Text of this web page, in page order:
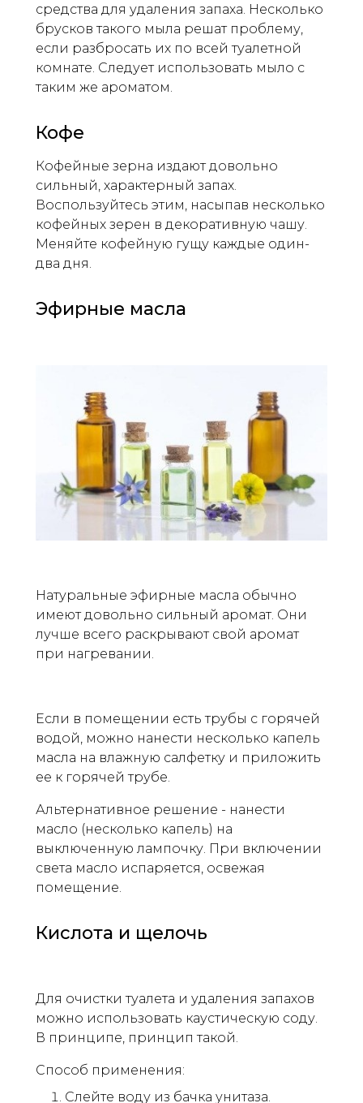
средства для удаления запаха. Несколько
брусков такого мыла решат проблему,
если разбросать их по всей туалетной
комнате. Следует использовать мыло с
таким же ароматом.
Кофе
Кофейные зерна издают довольно
сильный, характерный запах.
Воспользуйтесь этим, насыпав несколько
кофейных зерен в декоративную чашу.
Меняйте кофейную гущу каждые один-
два дня.
Эфирные масла
Натуральные эфирные масла обычно
имеют довольно сильный аромат. Они
лучше всего раскрывают свой аромат
при нагревании.
Если в помещении есть трубы с горячей
водой, можно нанести несколько капель
масла на влажную салфетку и приложить
ее к горячей трубе.
Альтернативное решение - нанести
масло (несколько капель) на
выключенную лампочку. При включении
света масло испаряется, освежая
помещение.
Кислота и щелочь
Для очистки туалета и удаления запахов
можно использовать каустическую соду.
В принципе, принцип такой.
Способ применения:
Слейте воду из бачка унитаза.